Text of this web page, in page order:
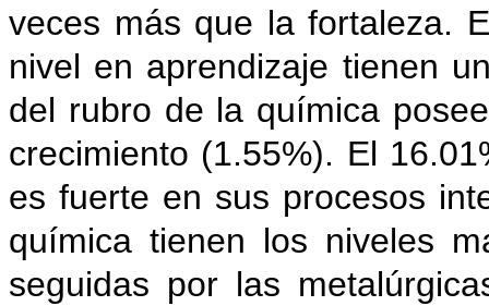
veces más que la fortaleza.
nivel en aprendizaje tienen
del rubro de la química
crecimiento (1.55%). El
es fuerte en sus procesos
química tienen los niveles
seguidas por las